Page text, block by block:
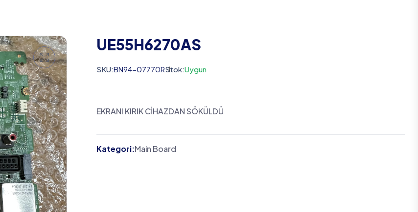
UE55H6270AS
SKU:BN94-07770RStok:Uygun
EKRANI KIRIK CİHAZDAN SÖKÜLDÜ
Kategori:Main Board